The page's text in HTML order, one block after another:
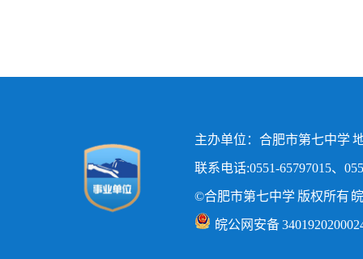
主办单位：合肥市第七中学
联系电话:0551-65797015、
©合肥市第七中学 版权所有
皖公网安备